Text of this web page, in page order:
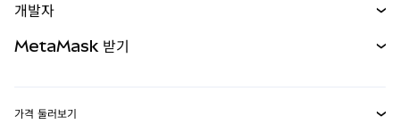
무기한 선물
실물자산
개발자
MetaMask 받기
가격 둘러보기